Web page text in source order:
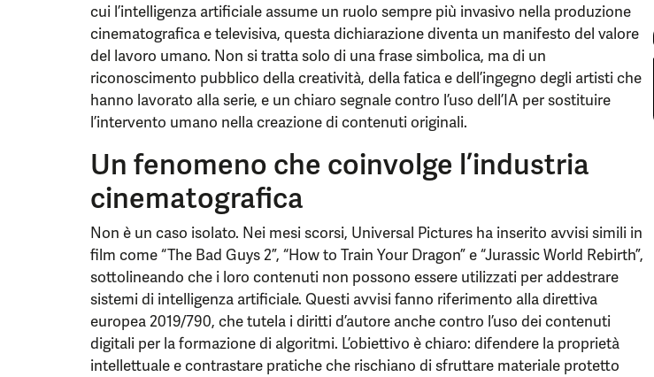
cui l’intelligenza artificiale assume un ruolo sempre più invasivo nella produzione
cinematografica e televisiva, questa dichiarazione diventa un manifesto del valore
del lavoro umano. Non si tratta solo di una frase simbolica, ma di un
riconoscimento pubblico della creatività, della fatica e dell’ingegno degli artisti che
hanno lavorato alla serie, e un chiaro segnale contro l’uso dell’IA per sostituire
l’intervento umano nella creazione di contenuti originali.
Un fenomeno che coinvolge l’industria
cinematografica
Non è un caso isolato. Nei mesi scorsi, Universal Pictures ha inserito avvisi simili in
film come “The Bad Guys 2”, “How to Train Your Dragon” e “Jurassic World Rebirth”,
sottolineando che i loro contenuti non possono essere utilizzati per addestrare
sistemi di intelligenza artificiale. Questi avvisi fanno riferimento alla direttiva
europea 2019/790, che tutela i diritti d’autore anche contro l’uso dei contenuti
digitali per la formazione di algoritmi. L’obiettivo è chiaro: difendere la proprietà
intellettuale e contrastare pratiche che rischiano di sfruttare materiale protetto